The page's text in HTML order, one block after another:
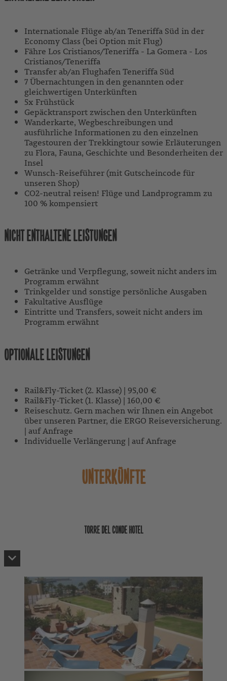
Internationale Flüge ab/an Teneriffa Süd in der
Economy Class (bei Option mit Flug)
Fähre Los Cristianos/Teneriffa - La Gomera - Los
Cristianos/Teneriffa
Transfer ab/an Flughafen Teneriffa Süd
7 Übernachtungen in den genannten oder
gleichwertigen Unterkünften
5x Frühstück
Gepäcktransport zwischen den Unterkünften
Wanderkarte, Wegbeschreibungen und
ausführliche Informationen zu den einzelnen
Tagestouren der Trekkingtour sowie Erläuterungen
zu Flora, Fauna, Geschichte und Besonderheiten der
Insel
Wunsch-Reiseführer (mit Gutscheincode für
unseren Shop)
CO2-neutral reisen! Flüge und Landprogramm zu
100 % kompensiert
NICHT ENTHALTENE LEISTUNGEN
Getränke und Verpflegung, soweit nicht anders im
Programm erwähnt
Trinkgelder und sonstige persönliche Ausgaben
Fakultative Ausflüge
Eintritte und Transfers, soweit nicht anders im
Programm erwähnt
OPTIONALE LEISTUNGEN
Rail&Fly-Ticket (2. Klasse) | 95,00 €
Rail&Fly-Ticket (1. Klasse) | 160,00 €
Reiseschutz. Gern machen wir Ihnen ein Angebot
über unseren Partner, die ERGO Reiseversicherung.
| auf Anfrage
Individuelle Verlängerung | auf Anfrage
UNTERKÜNFTE
TORRE DEL CONDE HOTEL